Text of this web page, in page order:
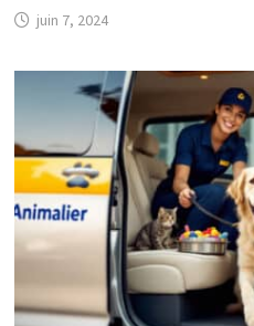
juin 7, 2024